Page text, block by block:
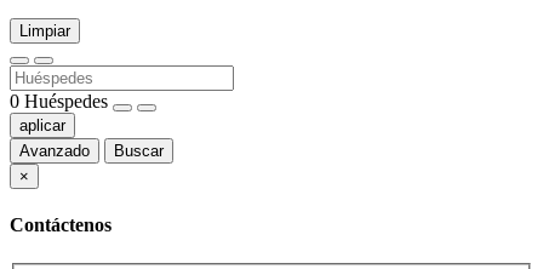
Limpiar
0 Huéspedes
aplicar
Avanzado
Buscar
×
Contáctenos